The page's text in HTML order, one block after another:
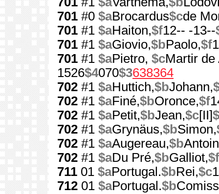
701 #0 $aBrocardus$cde
701 #1 $aHaiton,$f12-- -13--
701 #1 $aGiovio,$bPaolo,$f
701 #1 $aPietro, $cMartir de
1526$4070$3638364
702 #1 $aHuttich,$bJohann,
702 #1 $aFiné,$bOronce,$f
702 #1 $aPetit,$bJean,$c[II]
702 #1 $aGrynäus,$bSimon,
702 #1 $aAugereau,$b
702 #1 $aDu Pré,$bGalliot,$f
711 01 $aPortugal.$bRei,$c
712 01 $aPortugal.$b